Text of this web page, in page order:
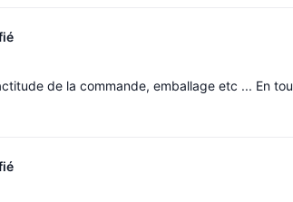
de la commande, emballage etc ... En